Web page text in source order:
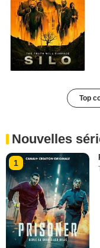
Top
Nouvelles
1